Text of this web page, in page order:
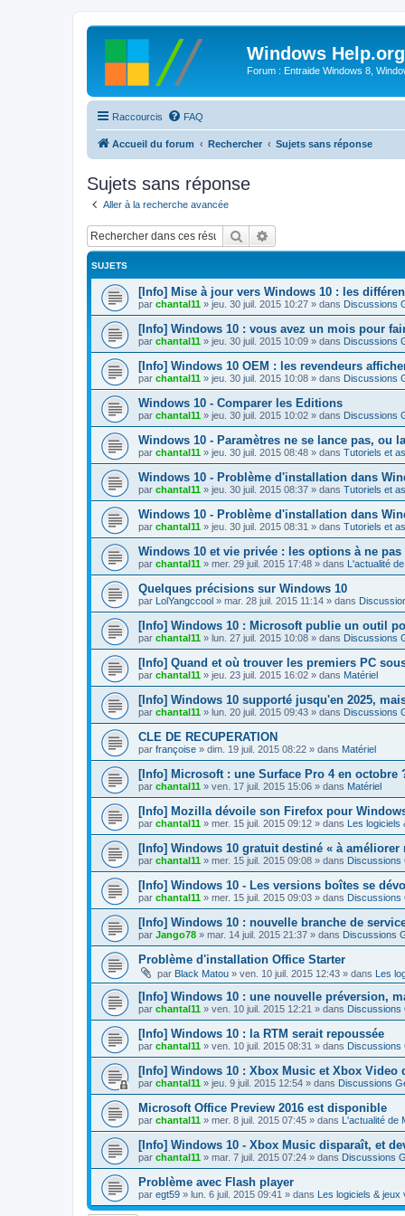
Windows Help.org
Forum : Entraide Windows 8,
Raccourcis FAQ
Accueil du forum Rechercher Sujets sans réponse
Sujets sans réponse
Aller à la recherche avancée
Rechercher
SUJETS
[Info] Mise à jour vers Windows 10 : les
par chantal11 » jeu. 30 juil. 2015 10:27 » dans Discussions
[Info] Windows 10 : vous avez un mois pour
par chantal11 » jeu. 30 juil. 2015 10:09 » dans Discussions
[Info] Windows 10 OEM : les revendeurs
par chantal11 » jeu. 30 juil. 2015 10:08 » dans Discussions
Windows 10 - Comparer les Editions
par chantal11 » jeu. 30 juil. 2015 10:02 » dans Discussions
Windows 10 - Paramètres ne se lance pas, ou
par chantal11 » jeu. 30 juil. 2015 08:48 » dans Tutoriels et
Windows 10 - Problème d'installation dans
par chantal11 » jeu. 30 juil. 2015 08:37 » dans Tutoriels et
Windows 10 - Problème d'installation dans
par chantal11 » jeu. 30 juil. 2015 08:31 » dans Tutoriels et
Windows 10 et vie privée : les options à ne
par chantal11 » mer. 29 juil. 2015 17:48 » dans L'actualité
Quelques précisions sur Windows 10
par LolYangccool » mar. 28 juil. 2015 11:14 » dans
[Info] Windows 10 : Microsoft publie un outil
par chantal11 » lun. 27 juil. 2015 10:08 » dans Discussions
[Info] Quand et où trouver les premiers PC
par chantal11 » jeu. 23 juil. 2015 16:02 » dans Matériel
[Info] Windows 10 supporté jusqu'en 2025,
par chantal11 » lun. 20 juil. 2015 09:43 » dans Discussions
CLE DE RECUPERATION
par françoise » dim. 19 juil. 2015 08:22 » dans Matériel
[Info] Microsoft : une Surface Pro 4 en octobre
par chantal11 » ven. 17 juil. 2015 15:06 » dans Matériel
[Info] Mozilla dévoile son Firefox pour
par chantal11 » mer. 15 juil. 2015 09:12 » dans Les logiciels
[Info] Windows 10 gratuit destiné « à
par chantal11 » mer. 15 juil. 2015 09:08 » dans Discussions
[Info] Windows 10 - Les versions boîtes se
par chantal11 » mer. 15 juil. 2015 09:03 » dans Discussions
[Info] Windows 10 : nouvelle branche de
par Jango78 » mar. 14 juil. 2015 21:37 » dans Discussions
Problème d'installation Office Starter
par Black Matou » ven. 10 juil. 2015 12:43 » dans Les
[Info] Windows 10 : une nouvelle préversion,
par chantal11 » ven. 10 juil. 2015 12:21 » dans Discussions
[Info] Windows 10 : la RTM serait repoussée
par chantal11 » ven. 10 juil. 2015 08:31 » dans Discussions
[Info] Windows 10 : Xbox Music et Xbox
par chantal11 » jeu. 9 juil. 2015 12:54 » dans Discussions
Microsoft Office Preview 2016 est disponible
par chantal11 » mer. 8 juil. 2015 07:45 » dans L'actualité de
[Info] Windows 10 - Xbox Music disparaît, et
par chantal11 » mar. 7 juil. 2015 07:24 » dans Discussions
Problème avec Flash player
par egt59 » lun. 6 juil. 2015 09:41 » dans Les logiciels & jeux